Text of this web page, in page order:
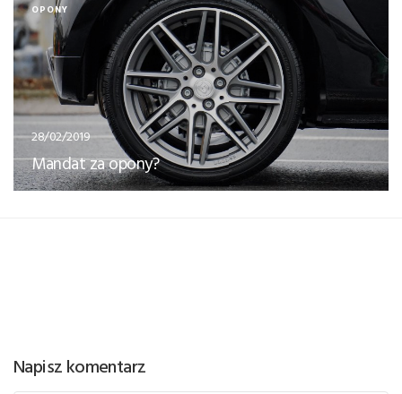
OPONY
28/02/2019
Mandat za opony?
Napisz komentarz